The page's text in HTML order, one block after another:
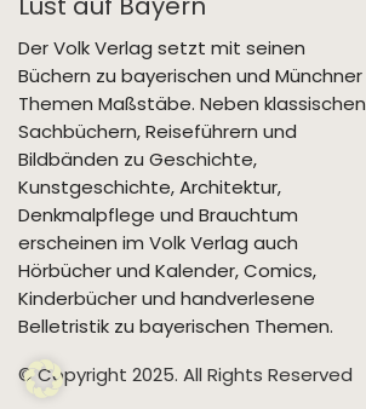
Der Volk Verlag setzt mit seinen
Büchern zu bayerischen und Münchner
Themen Maßstäbe. Neben klassischen
Sachbüchern, Reiseführern und
Bildbänden zu Geschichte,
Kunstgeschichte, Architektur,
Denkmalpflege und Brauchtum
erscheinen im Volk Verlag auch
Hörbücher und Kalender, Comics,
Kinderbücher und handverlesene
Belletristik zu bayerischen Themen.
© Copyright 2025. All Rights Reserved